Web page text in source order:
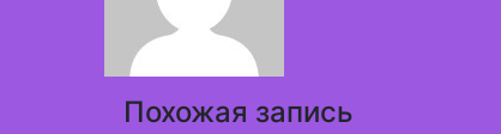
Похожая запись